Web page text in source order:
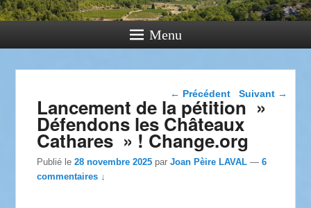
Menu
Navigation dans les
articles
← Précédent Suivant →
Lancement de la pétition »
Défendons les Châteaux
Cathares » ! Change.org
Publié le28 novembre 2025 parJoan Pèire LAVAL —6
commentaires ↓